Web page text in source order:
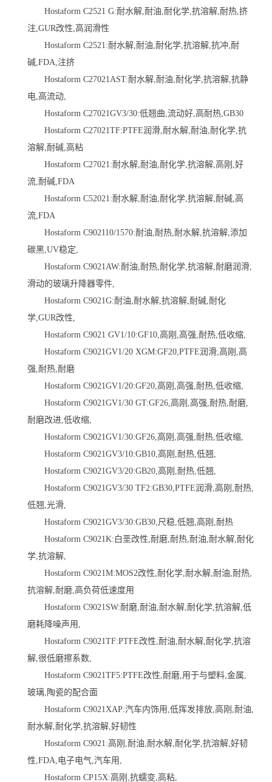
Hostaform C2521 G:耐水解,耐油,耐化学,抗溶解,耐热,挤
注,GUR改性,高润滑性
Hostaform C2521:耐水解,耐油,耐化学,抗溶解,抗冲,耐
碱,FDA,注挤
Hostaform C27021AST:耐水解,耐油,耐化学,抗溶解,抗静
电,高流动,
Hostaform C27021GV3/30:低翘曲,流动好,高耐热,GB30
Hostaform C27021TF:PTFE润滑,耐水解,耐油,耐化学,抗
溶解,耐碱,高粘
Hostaform C27021:耐水解,耐油,耐化学,抗溶解,高刚,好
流,耐碱,FDA
Hostaform C52021:耐水解,耐油,耐化学,抗溶解,耐碱,高
流,FDA
Hostaform C902110/1570:耐油,耐热,耐水解,抗溶解,添加
碳黑,UV稳定,
Hostaform C9021AW:耐油,耐热,耐化学,抗溶解,耐磨润滑,
滑动的玻璃升降器零件,
Hostaform C9021G:耐油,耐水解,抗溶解,耐碱,耐化
学,GUR改性,
Hostaform C9021 GV1/10:GF10,高刚,高强,耐热,低收缩,
Hostaform C9021GV1/20 XGM:GF20,PTFE润滑,高刚,高
强,耐热,耐磨
Hostaform C9021GV1/20:GF20,高刚,高强,耐热,低收缩,
Hostaform C9021GV1/30 GT:GF26,高刚,高强,耐热,耐磨,
耐磨改进,低收缩,
Hostaform C9021GV1/30:GF26,高刚,高强,耐热,低收缩,
Hostaform C9021GV3/10:GB10,高刚,耐热,低翘,
Hostaform C9021GV3/20:GB20,高刚,耐热,低翘,
Hostaform C9021GV3/30 TF2:GB30,PTFE润滑,高刚,耐热,
低翘,光滑,
Hostaform C9021GV3/30:GB30,尺稳,低翘,高刚,耐热
Hostaform C9021K:白垩改性,耐磨,耐热,耐油,耐水解,耐化
学,抗溶解,
Hostaform C9021M:MOS2改性,耐化学,耐水解,耐油,耐热,
抗溶解,耐磨,高负荷低速度用
Hostaform C9021SW:耐磨,耐油,耐水解,耐化学,抗溶解,低
磨耗降噪声用,
Hostaform C9021TF:PTFE改性,耐油,耐水解,耐化学,抗溶
解,很低磨擦系数,
Hostaform C9021TF5:PTFE改性,耐磨,用于与塑料,金属,
玻璃,陶瓷的配合面
Hostaform C9021XAP:汽车内饰用,低挥发排放,高刚,耐油,
耐水解,耐化学,抗溶解,好韧性
Hostaform C9021:高刚,耐油,耐水解,耐化学,抗溶解,好韧
性,FDA,电子电气,汽车用,
Hostaform CP15X:高刚,抗蠕变,高粘,